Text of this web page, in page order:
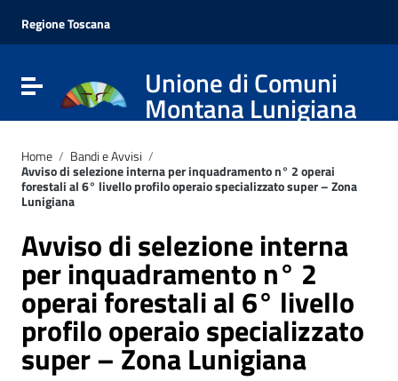
Vai al menu di navigazione
Vai al footer
Regione Toscana
Attiva / disattiva la navigazioneUnione di Comuni
Montana Lunigiana
Home / Bandi e Avvisi /
Avviso di selezione interna per inquadramento n° 2 operai
forestali al 6° livello profilo operaio specializzato super – Zona
Lunigiana
Avviso di selezione interna
per inquadramento n° 2
operai forestali al 6° livello
profilo operaio specializzato
super – Zona Lunigiana